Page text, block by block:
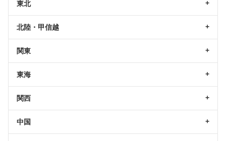
東北
北陸・甲信越
関東
東海
関西
中国